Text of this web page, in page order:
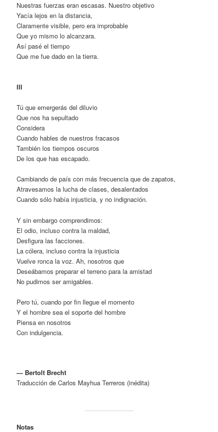
Nuestras fuerzas eran escasas. Nuestro objetivo
Yacía lejos en la distancia,
Claramente visible, pero era improbable
Que yo mismo lo alcanzara.
Así pasé el tiempo
Que me fue dado en la tierra.
III
Tú que emergerás del diluvio
Que nos ha sepultado
Considera
Cuando hables de nuestros fracasos
También los tiempos oscuros
De los que has escapado.
Cambiando de país con más frecuencia que de zapatos,
Atravesamos la lucha de clases, desalentados
Cuando sólo había injusticia, y no indignación.
Y sin embargo comprendimos:
El odio, incluso contra la maldad,
Desfigura las facciones.
La cólera, incluso contra la injusticia
Vuelve ronca la voz. Ah, nosotros que
Deseábamos preparar el terreno para la amistad
No pudimos ser amigables.
Pero tú, cuando por fin llegue el momento
Y el hombre sea el soporte del hombre
Piensa en nosotros
Con indulgencia.
— Bertolt Brecht
Traducción de Carlos Mayhua Terreros (inédita)
Notas